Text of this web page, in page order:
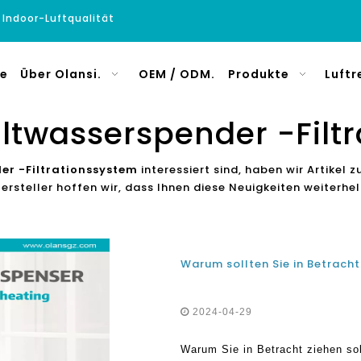
Indoor-Luftqualität
Über Olansi. OEM / ODM. Produkte
-
-Filtrationssystem interessiert sind, haben wir Artikel
hoffen wir, dass Ihnen diese Neuigkeiten
2024-04-29
Warum Sie in Betracht ziehen